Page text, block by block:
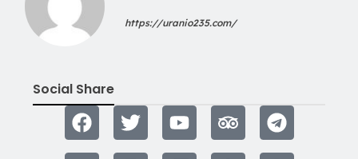
https://uranio235.com/
Social Share